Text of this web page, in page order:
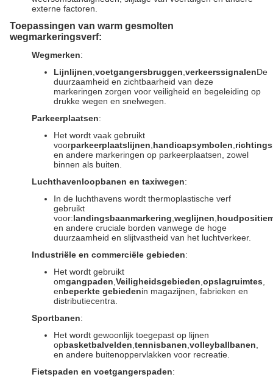
externe factoren.
Toepassingen van warm gesmolten
wegmarkeringsverf:
Wegmerken:
Lijnlijnen voetgangersbruggen verkeerssignalenDe
duurzaamheid en zichtbaarheid van deze
markeringen zorgen voor veiligheid en begeleiding op
drukke wegen en snelwegen.
Parkeerplaatsen:
Het wordt vaak gebruikt
voorparkeerplaatslijnen handicapsymbolen
en andere markeringen op parkeerplaatsen, zowel
binnen als buiten.
Luchthavenloopbanen en taxiwegen:
In de luchthavens wordt thermoplastische verf
gebruikt
voor:landingsbaanmarkering weglijnen
en andere cruciale borden vanwege de hoge
duurzaamheid en slijtvastheid van het luchtverkeer.
Industriële en commerciële gebieden:
Het wordt gebruikt
omgangpaden Veiligheidsgebieden opslagruimtes
enbeperkte gebiedenin magazijnen, fabrieken en
distributiecentra.
Sportbanen:
Het wordt gewoonlijk toegepast op lijnen
opbasketbalvelden tennisbanen volleyballbanen
en andere buitenoppervlakken voor recreatie.
Fietspaden en voetgangerspaden: